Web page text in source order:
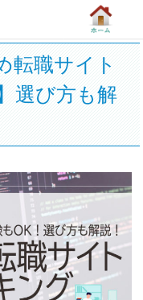
転職サイト
選び方も解